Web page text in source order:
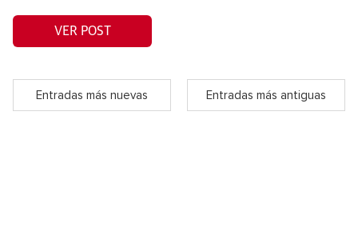
VER POST
Entradas más nuevas Entradas más antiguas